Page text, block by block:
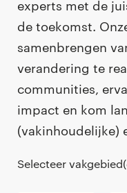
experts met de
de toekomst.
samenbrengen
verandering te
communities,
impact en kom
(vakinhoudelijke)
Selecteer